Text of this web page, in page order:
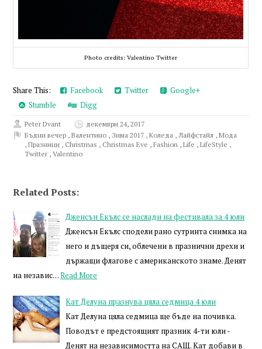
Photo credits: Valentino Twitter
Share This: Facebook Twitter
Google+
Stumble
Digg
Peter Dvant
декември 24, 2017
Бъдни вечер ,Валентино , Зима 2017 ,Коледа ,Лайфстайл ,Мода
,Празници , Christmas , Christmas Eve ,Fashion ,Life ,LifeStyle ,
Twitter ,Valentino
Related Posts:
Дженсън Екълс се наслади на фестивала за 4 юли
Дженсън Екълс сподели рано сутринта снимка на
него и дъщеря си, облечени в празнични дрехи и
държащи флагове с американското знаме. Денят
на независ…Read More
Кат Делуна празнува цяла седмица 4 юли
Кат Делуна цяла седмица ще бъде на почивка.
Поводът е предстоящият празник 4-ти юли -
Денят на независимостта на САЩ. Кат добави в